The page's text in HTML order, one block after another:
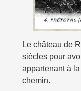
Le château de
siècles pour
appartenant à
chemin.